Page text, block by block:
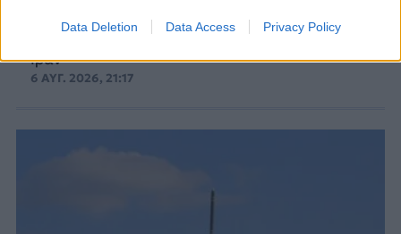
Data Deletion Data Access Privacy Policy
ότι ο Αμερικανός πρόεδρος «τα έχωσε» στον
υπουργό Άμυνας με αφορμή τις επιχειρήσεις στο
Ιράν
6 ΑΥΓ. 2026, 21:17